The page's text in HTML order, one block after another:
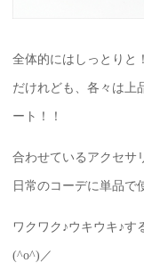
全体的にはしっとりと！
だけれども、各々は上
ート！！
合わせているアクセサ
日常のコーデに単品で
ワクワク♪ウキウキ♪す
(^o^)／